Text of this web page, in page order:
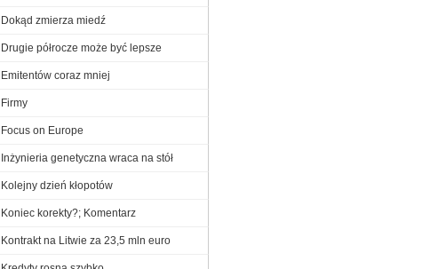
Dokąd zmierza miedź
Drugie półrocze może być lepsze
Emitentów coraz mniej
Firmy
Focus on Europe
Inżynieria genetyczna wraca na stół
Kolejny dzień kłopotów
Koniec korekty?; Komentarz
Kontrakt na Litwie za 23,5 mln euro